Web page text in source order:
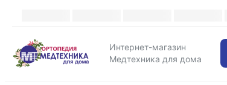
Интернет-магазин
Медтехника для дома